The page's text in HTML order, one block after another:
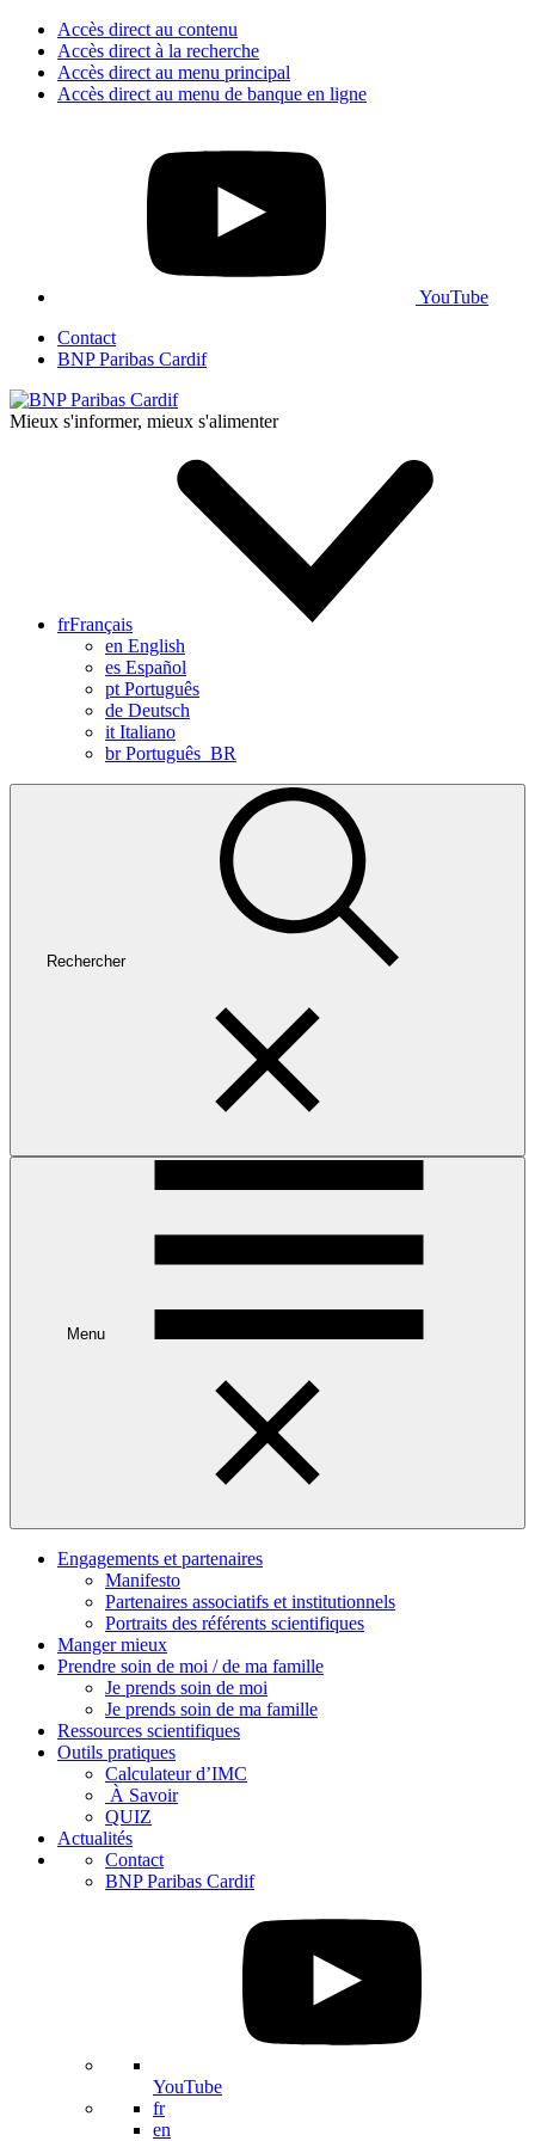
Accès direct au contenu
Accès direct à la recherche
Accès direct au menu principal
Accès direct au menu de banque en ligne
YouTube
Contact
BNP Paribas Cardif
Mieux s'informer, mieux s'alimenter
frFrançais
en English
es Español
pt Português
de Deutsch
it Italiano
brPortuguês_BR
Rechercher
Menu
Engagements et partenaires
Manifesto
Partenaires associatifs et institutionnels
Portraits des référents scientifiques
Manger mieux
Prendre soin de moi / de ma famille
Je prends soin de moi
Je prends soin de ma famille
Ressources scientifiques
Outils pratiques
Calculateur d’IMC
À Savoir
QUIZ
Actualités
Contact
BNP Paribas Cardif
YouTube
fr
en